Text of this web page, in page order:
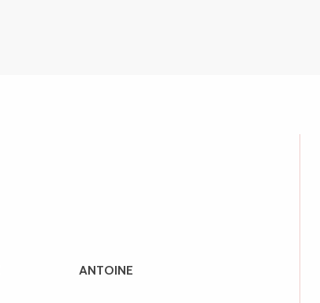
ANTOINE